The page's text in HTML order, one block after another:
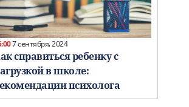
7 сентября, 2024
справиться ребенку с
в школе:
психолога